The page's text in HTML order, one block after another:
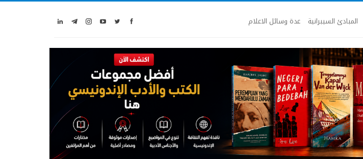
المبادئ السيبرانية عدة وسائل الاعلام